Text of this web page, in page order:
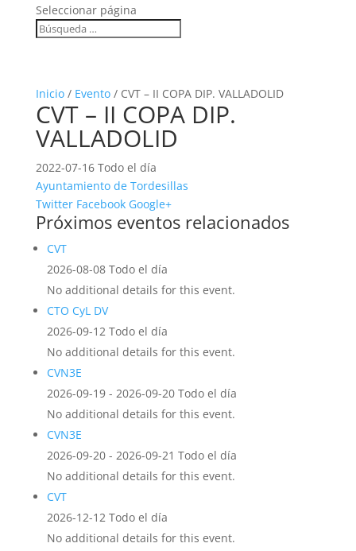
Seleccionar página
Inicio/ Evento/ CVT – II COPA DIP. VALLADOLID
CVT – II COPA DIP.
VALLADOLID
2022-07-16 Todo el día
Ayuntamiento de Tordesillas
Twitter Facebook Google+
Próximos eventos relacionados
CVT
2026-08-08 Todo el día
No additional details for this event.
CTO CyL DV
2026-09-12 Todo el día
No additional details for this event.
CVN3E
2026-09-19 - 2026-09-20 Todo el día
No additional details for this event.
CVN3E
2026-09-20 - 2026-09-21 Todo el día
No additional details for this event.
CVT
2026-12-12 Todo el día
No additional details for this event.